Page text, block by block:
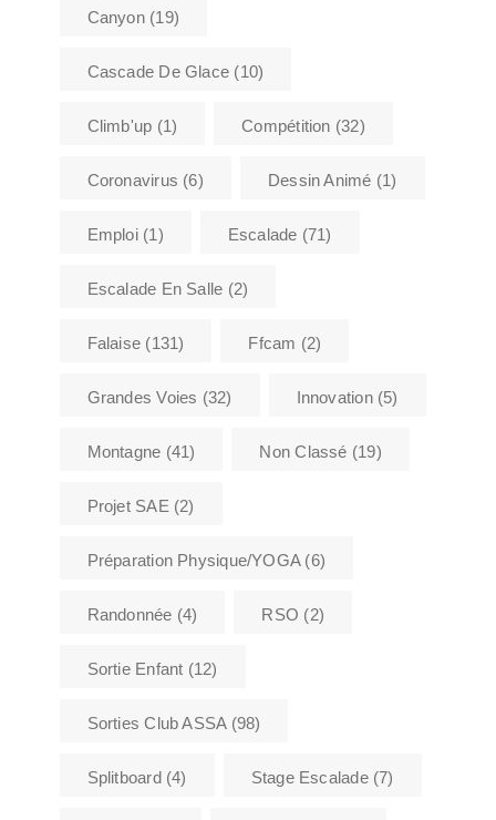
Canyon(19)
Cascade De Glace (10)
Climb'up (1) Compétition (32)
Coronavirus (6) Dessin Animé (1)
Emploi(1) Escalade (71)
Escalade En Salle (2)
Falaise (131) Ffcam (2)
Grandes Voies (32) Innovation(5)
Montagne (41) Non Classé (19)
Projet SAE (2)
Préparation Physique/YOGA(6)
Randonnée (4) RSO (2)
Sortie Enfant (12)
Sorties Club ASSA(98)
Splitboard(4) Stage Escalade(7)